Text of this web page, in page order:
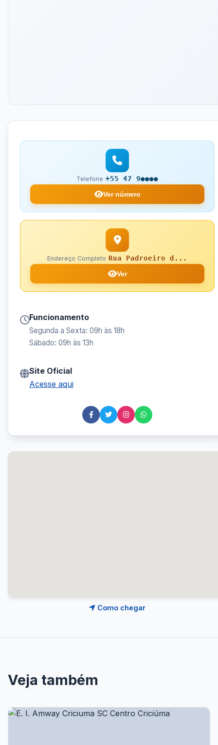
Telefone +55 47 9●●●●
Ver número
Endereço Completo Rua Padroeiro d...
Ver
Funcionamento
Segunda a Sexta: 09h às 18h
Sábado: 09h às 13h
Site Oficial
Acesse aqui
Como chegar
Veja também